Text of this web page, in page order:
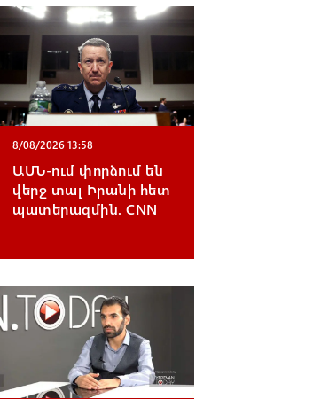
8/08/2026 13:58
ԱՄՆ-ում փորձում են
վերջ տալ Իրանի հետ
պատերազմին. CNN